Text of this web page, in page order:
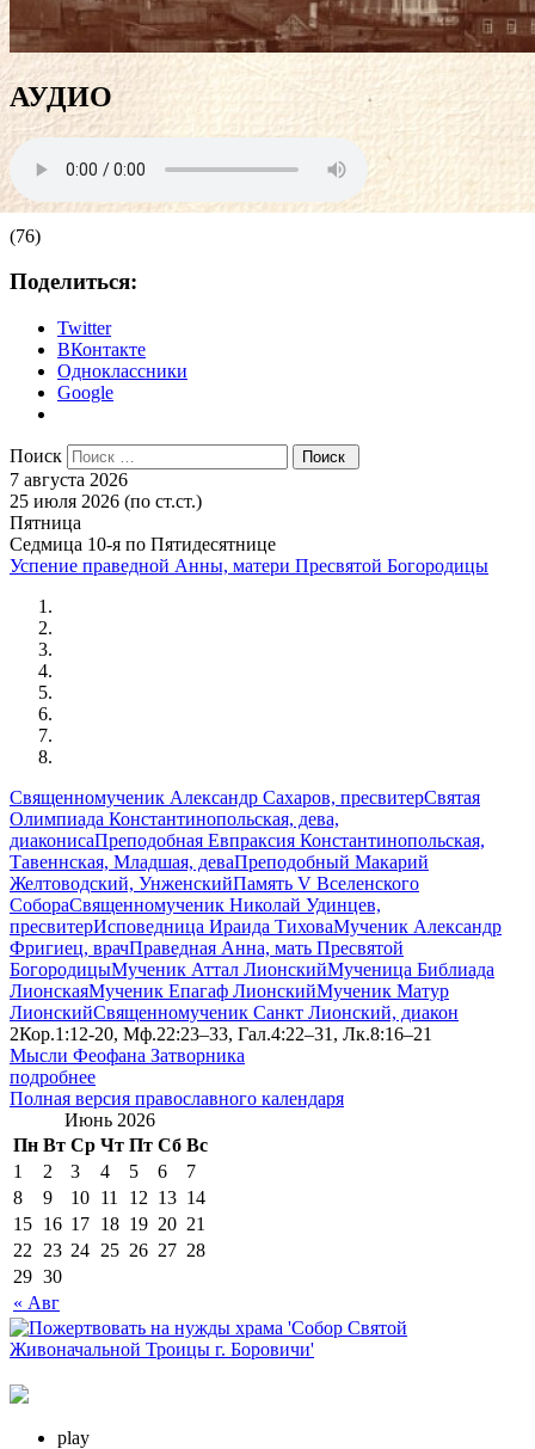
АУДИО
(76)
Поделиться:
Twitter
ВКонтакте
Одноклассники
Google
Поиск
7 августа 2026
25 июля 2026 (по ст.ст.)
Пятница
Седмица 10-я по Пятидесятнице
Успение праведной Анны, матери Пресвятой Богородицы
Священномученик Александр Сахаров, пресвитерСвятая
Олимпиада Константинопольская, дева,
диаконисаПреподобная Евпраксия Константинопольская,
Тавеннская, Младшая, деваПреподобный Макарий
Желтоводский, УнженскийПамять V Вселенского
СобораСвященномученик Николай Удинцев,
пресвитерИсповедница Ираида ТиховаМученик Александр
Фригиец, врачПраведная Анна, мать Пресвятой
БогородицыМученик Аттал ЛионскийМученица Библиада
ЛионскаяМученик Епагаф ЛионскийМученик Матур
ЛионскийСвященномученик Санкт Лионский, диакон
2Кор.1:12-20, Мф.22:23–33, Гал.4:22–31, Лк.8:16–21
Мысли Феофана Затворника
подробнее
Полная версия православного календаря
Июнь 2026
Пн Вт Ср Чт Пт Сб Вс
« Авг
1 2 3 4 5 6
7
8
9 10 11 12 13 14
15 16 17 18 19 20 21
22
23 24 25 26 27 28
29 30
play